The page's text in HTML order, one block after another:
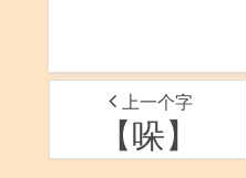
上一个字
【哚】